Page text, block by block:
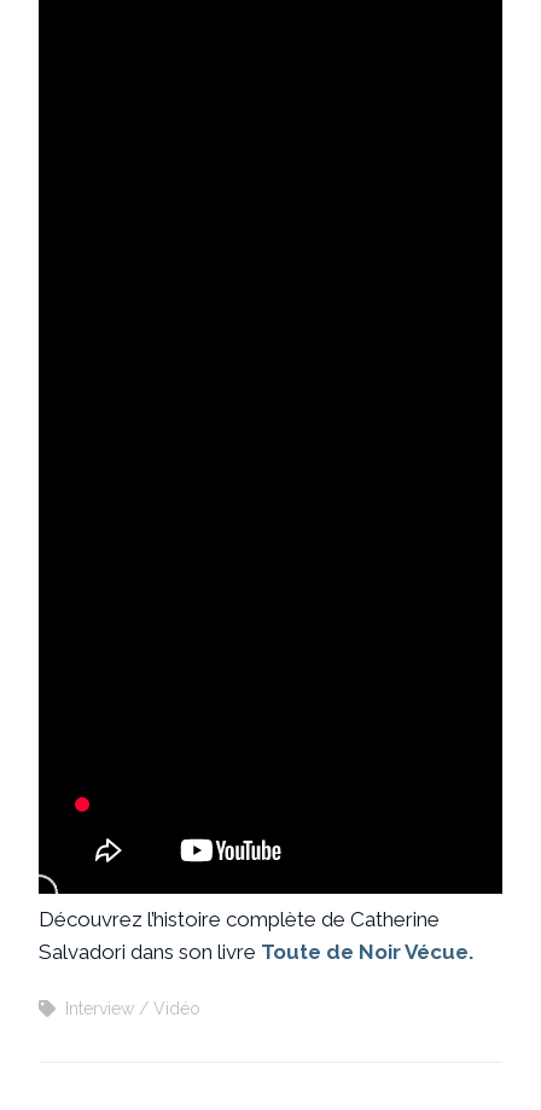
Découvrez l’histoire complète de Catherine
Salvadori dans son livre Toute de Noir Vécue.
Interview Vidéo